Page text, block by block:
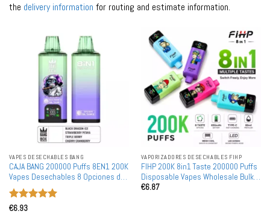
the delivery information for routing and estimate information.
VAPES DESECHABLES BANG
CAJA BANG 200000 Puffs 8EN1 200K
Vapes Desechables 8 Opciones de
Sabor Pantalla LCD Compra al Por
Mayor a Granel
Valorado
€6.93
VAPORIZADORES DESECHABLES FIHP
FIHP 200K 8in1 Taste 200000 Puffs
Disposable Vapes Wholesale Bulk
Buy Mesh Coil LED Display
€6.87